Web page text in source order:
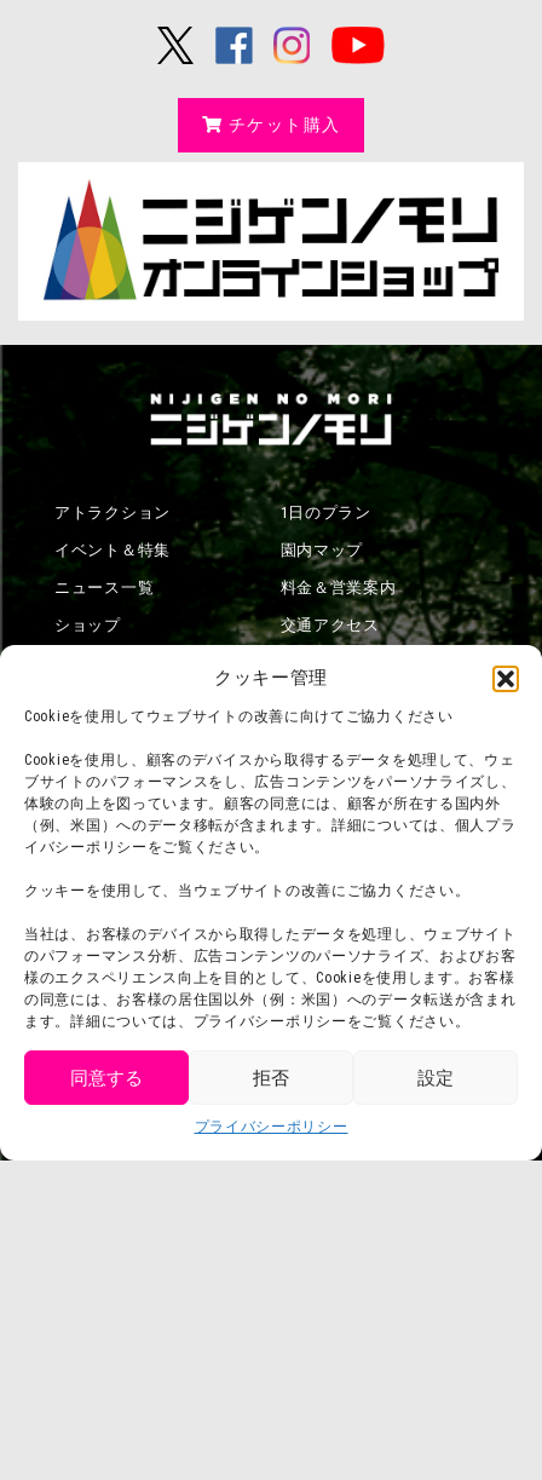
クッキー管理
Cookieを使用してウェブサイトの改善に向けてご協力ください
Cookieを使用し、顧客のデバイスから取得するデータを処理して、ウェ
ブサイトのパフォーマンスをし、広告コンテンツをパーソナライズし、
体験の向上を図っています。顧客の同意には、顧客が所在する国内外
（例、米国）へのデータ移転が含まれます。詳細については、個人プラ
イバシーポリシーをご覧ください。
クッキーを使用して、当ウェブサイトの改善にご協力ください。
当社は、お客様のデバイスから取得したデータを処理し、ウェブサイト
のパフォーマンス分析、広告コンテンツのパーソナライズ、およびお客
様のエクスペリエンス向上を目的として、Cookieを使用します。お客様
の同意には、お客様の居住国以外（例：米国）へのデータ転送が含まれ
ます。詳細については、プライバシーポリシーをご覧ください。
同意する 拒否 設定
プライバシーポリシー
チケット購入
アトラクション
イベント＆特集
ニュース一覧
ショップ
1日のプラン
園内マップ
料金＆営業案内
交通アクセス
団体利用について
お問い合わせ
利用規約
プライバシーポリシー
プレスリリース
メディア掲載実績
会社概要
スタッフ募集